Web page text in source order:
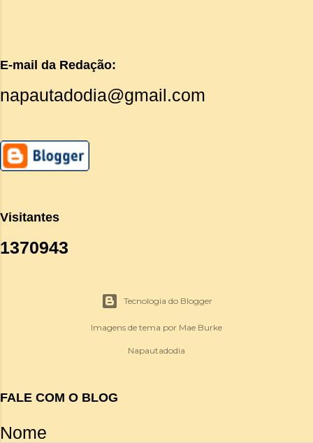
E-mail da Redação:
napautadodia@gmail.com
Visitantes
1370943
Tecnologia do Blogger
Imagens de tema por Mae Burke
Napautadodia
FALE COM O BLOG
Nome